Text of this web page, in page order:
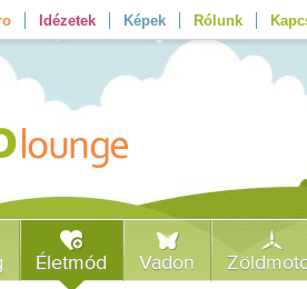
Idézetek Képek Rólunk
Életmód Vadon